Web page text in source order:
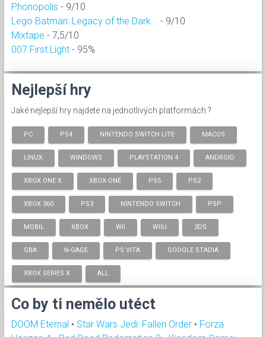
Phonopolis - 9/10
Lego Batman: Legacy of the Dark...
- 9/10
Mixtape - 7,5/10
007 First Light - 95%
Nejlepší hry
Jaké nejlepší hry najdete na jednotlivých platformách ?
PC PS4 NINTENDO SWITCH LITE MACOS
LINUX WINDOWS PLAYSTATION 4 ANDROID
XBOX ONE X XBOX-ONE PS5 PS2
XBOX 360 PS3 NINTENDO SWITCH PSP
MOBIL XBOX WII WIIU 3DS
GBA N-GAGE PS VITA GOOGLE STADIA
XBOX SERIES X ALL
Co by ti nemělo utéct
DOOM Eternal • Star Wars Jedi: Fallen Order • Forza